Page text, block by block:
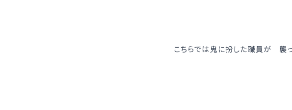
こちらでは鬼に扮した職員が 襲